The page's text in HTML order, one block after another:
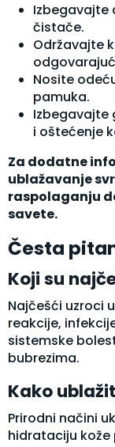
Izbegavajte
čistače.
Održavajte
Nosite
pamuka.
Izbegavajte
i oštećenje
Za dodatne
ublažavanje
raspolaganju
savete.
Česta
Koji su
Najčešći uzroci
reakcije,
sistemske
bubrezima.
Kako
Prirodni načini
hidrataciju